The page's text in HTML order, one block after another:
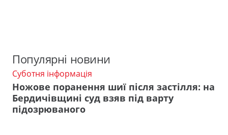
Популярні новини
Суботня інформація
Ножове поранення шиї після застілля: на
Бердичівщині суд взяв під варту
підозрюваного